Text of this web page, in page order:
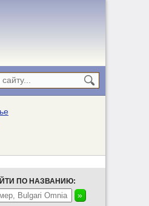
ПО НАЗВАНИЮ: